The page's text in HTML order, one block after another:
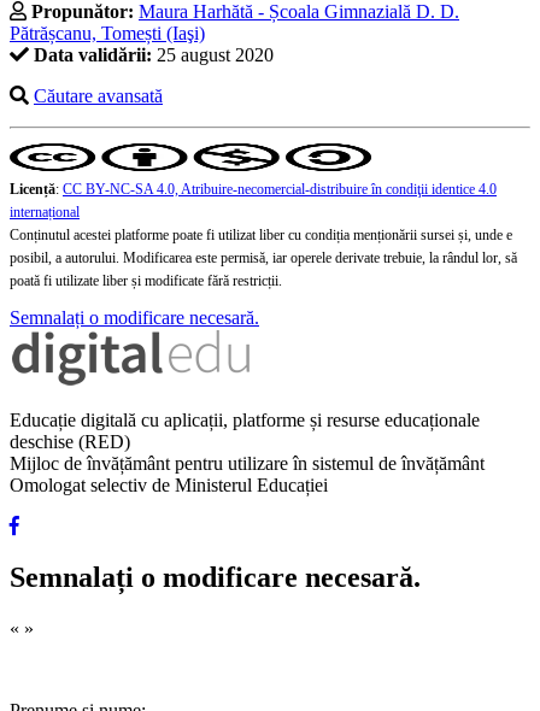
Propunător: Maura Harhătă - Școala Gimnazială D. D.
Pătrășcanu, Tomești (Iaşi)
Data validării: 25 august 2020
Căutare avansată
Licență: CC BY-NC-SA 4.0, Atribuire-necomercial-distribuire în condiţii identice 4.0
internațional
Conținutul acestei platforme poate fi utilizat liber cu condiția menționării sursei și, unde e
posibil, a autorului. Modificarea este permisă, iar operele derivate trebuie, la rândul lor, să
poată fi utilizate liber și modificate fără restricții.
Semnalați o modificare necesară.
Educație digitală cu aplicații, platforme și resurse educaționale
deschise (RED)
Mijloc de învățământ pentru utilizare în sistemul de învățământ
Omologat selectiv de Ministerul Educației
Semnalați o modificare necesară.
« »